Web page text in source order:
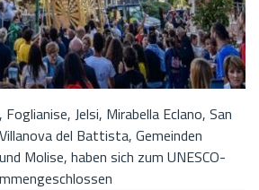
Jelsi, Mirabella Eclano, San
del Battista, Gemeinden
Molise, haben sich zum UNESCO-